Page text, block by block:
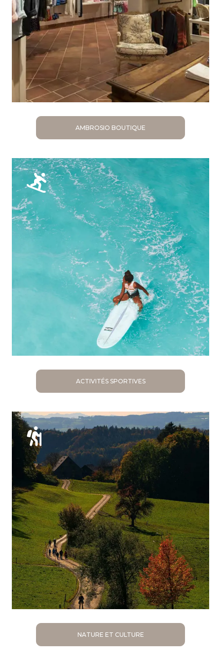
AMBROSIO BOUTIQUE
ACTIVITÉS SPORTIVES
NATURE ET CULTURE